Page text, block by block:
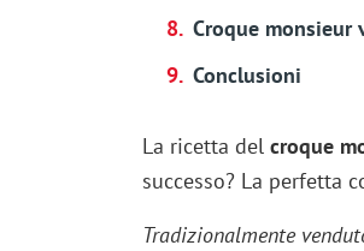
Croque monsieur
Conclusioni
La ricetta del croque
successo? La perfetta
Tradizionalmente